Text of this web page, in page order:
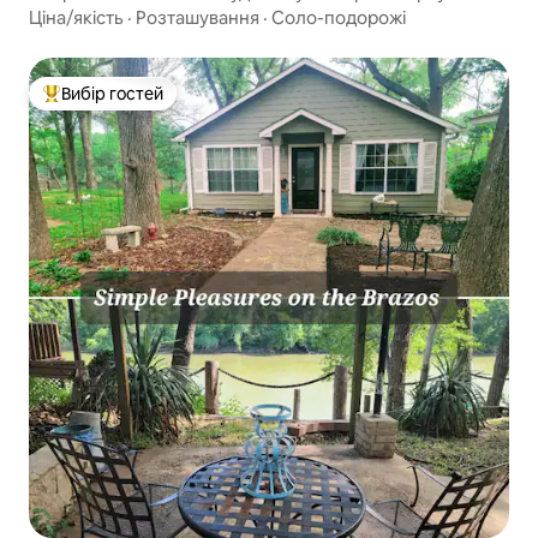
Ціна/якість · Розташування · Соло-подорожі
Топ вибір гостей
Вибір гостей